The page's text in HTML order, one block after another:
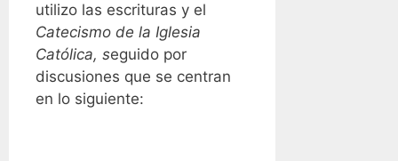
utilizo las escrituras y el
Catecismo de la Iglesia
Católica, seguido por
discusiones que se centran
en lo siguiente: